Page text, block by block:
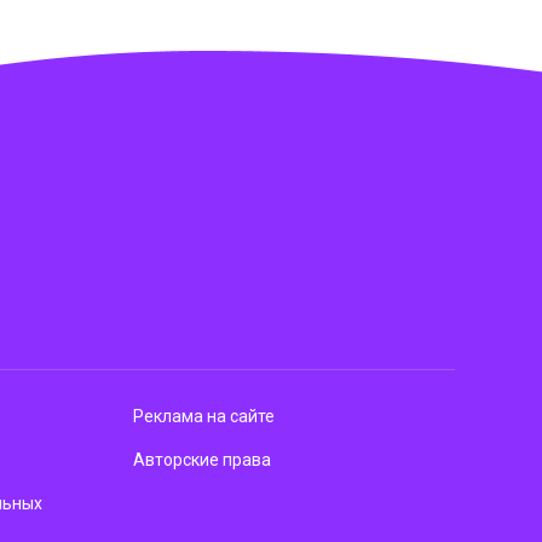
Реклама на сайте
Авторские права